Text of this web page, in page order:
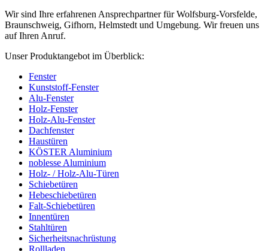
Wir sind Ihre erfahrenen Ansprechpartner für Wolfsburg-Vorsfelde,
Braunschweig, Gifhorn, Helmstedt und Umgebung. Wir freuen uns
auf Ihren Anruf.
Unser Produktangebot im Überblick:
Fenster
Kunststoff-Fenster
Alu-Fenster
Holz-Fenster
Holz-Alu-Fenster
Dachfenster
Haustüren
KÖSTER Aluminium
noblesse Aluminium
Holz- / Holz-Alu-Türen
Schiebetüren
Hebeschiebetüren
Falt-Schiebetüren
Innentüren
Stahltüren
Sicherheitsnachrüstung